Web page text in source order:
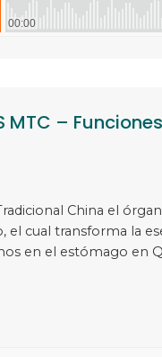
MTC –
China el
el cual transforma la
en el estómago en